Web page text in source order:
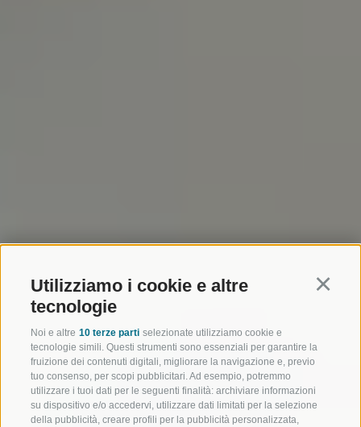
Utilizziamo i cookie e altre
tecnologie
Noi e altre 10 terze parti selezionate utilizziamo cookie e
tecnologie simili. Questi strumenti sono essenziali per garantire la
fruizione dei contenuti digitali, migliorare la navigazione e, previo
tuo consenso, per scopi pubblicitari. Ad esempio, potremmo
utilizzare i tuoi dati per le seguenti finalità: archiviare informazioni
su dispositivo e/o accedervi, utilizzare dati limitati per la selezione
della pubblicità, creare profili per la pubblicità personalizzata,